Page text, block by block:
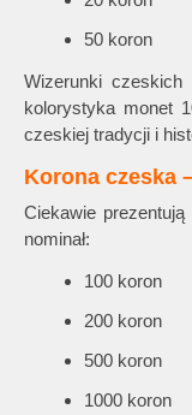
50 koron
Wizerunki
kolorystyka monet
czeskiej tradycji i
Korona czeska
Ciekawie
nominał:
100 koron
200 koron
500 koron
1000 koron